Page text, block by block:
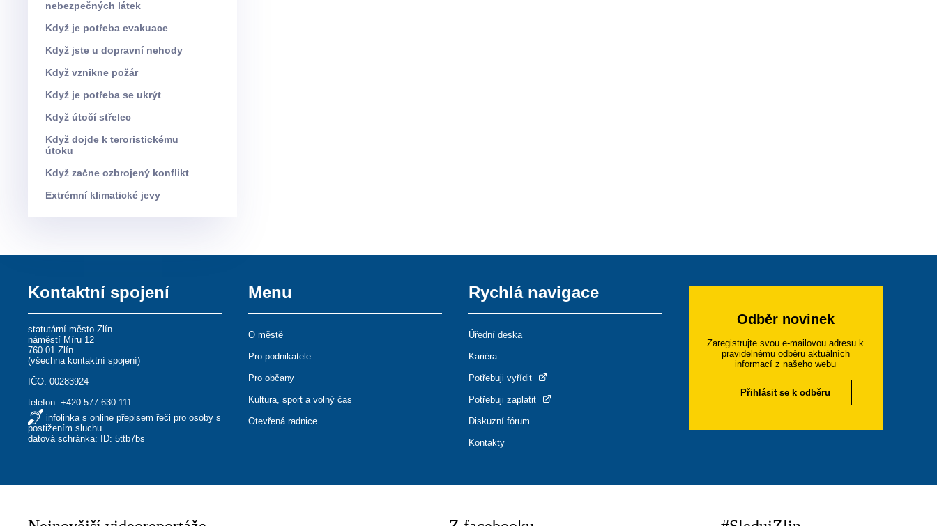
nebezpečných látek
Když je potřeba evakuace
Když jste u dopravní nehody
Když vznikne požár
Když je potřeba se ukrýt
Když útočí střelec
Když dojde k teroristickému
útoku
Když začne ozbrojený konflikt
Extrémní klimatické jevy
Kontaktní spojení
statutární město Zlín
náměstí Míru 12
760 01 Zlín
(všechna kontaktní spojení)
IČO: 00283924
telefon:+420 577 630 111
infolinka s online přepisem řeči pro osoby s
postižením sluchu
datová schránka: ID: 5ttb7bs
Menu
O městě
Pro podnikatele
Pro občany
Kultura, sport a volný čas
Otevřená radnice
Rychlá navigace
Úřední deska
Kariéra
Potřebuji vyřídit
Potřebuji zaplatit
Diskuzní fórum
Kontakty
Odběr novinek
Zaregistrujte svou e-mailovou adresu k
pravidelnému odběru aktuálních
informací z našeho webu
Přihlásit se k odběru